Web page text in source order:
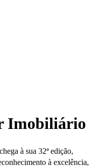
Imobiliário
à sua 32ª edição,
à excelência,